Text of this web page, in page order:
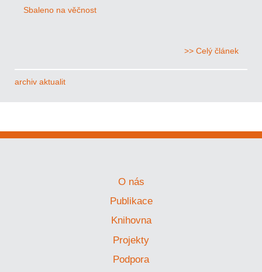
Sbaleno na věčnost
>> Celý článek
archiv aktualit
O nás
Publikace
Knihovna
Projekty
Podpora